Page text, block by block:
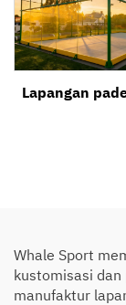
Lapangan
Whale Sport
kustomisasi
manufaktur